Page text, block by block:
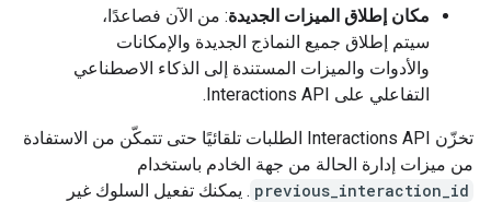
مكان إطلاق الميزات الجديدة: من الآن فصاعدًا،
سيتم إطلاق جميع النماذج الجديدة والإمكانات
والأدوات والميزات المستندة إلى الذكاء الاصطناعي
التفاعلي على Interactions API.
تخزّن Interactions API الطلبات تلقائيًا حتى تتمكّن من الاستفادة
من ميزات إدارة الحالة من جهة الخادم باستخدام
previous_interaction_id . يمكنك تفعيل السلوك غير